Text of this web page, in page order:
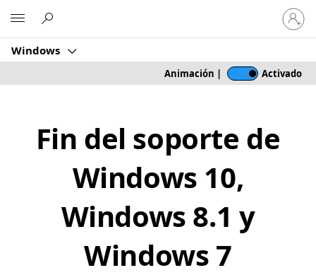
Windows
Inicia
sesión
en
cuenta
Animación | Activado
Fin del soporte de
Windows 10,
Windows 8.1 y
Windows 7